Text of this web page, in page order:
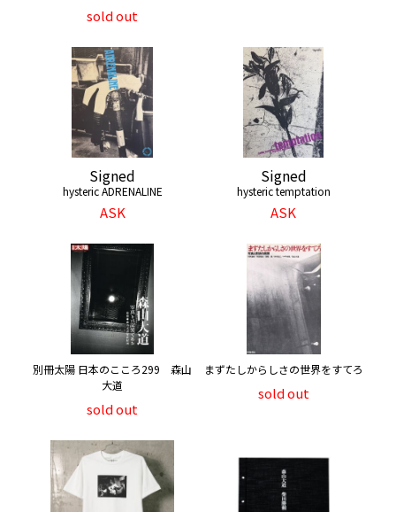
sold out
Signed
hysteric ADRENALINE
ASK
Signed
hysteric temptation
ASK
別冊太陽 日本のこころ299 森山
大道
sold out
まずたしからしさの世界をすてろ
sold out